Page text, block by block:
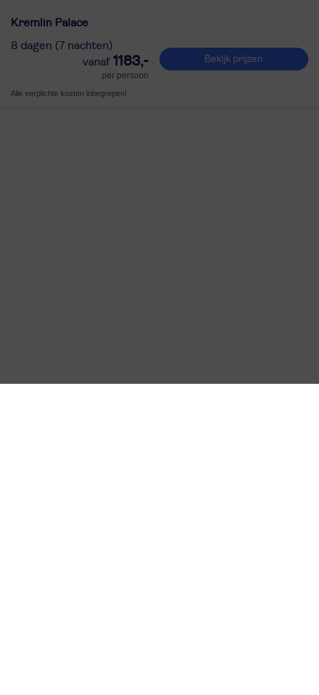
Kremlin Palace
8 dagen (7 nachten)
1183,-
per persoon
Bekijk prijzen
Alle verplichte kosten inbegrepen!